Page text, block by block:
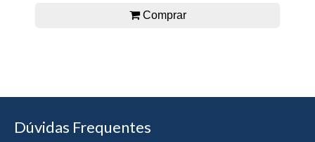
Comprar
Dúvidas Frequentes